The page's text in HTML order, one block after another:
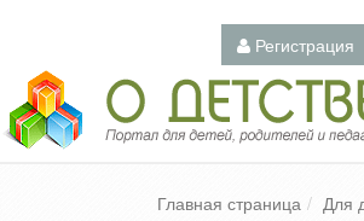
Регистрация
Педагогический портал «О детстве»
Главная страница
Для